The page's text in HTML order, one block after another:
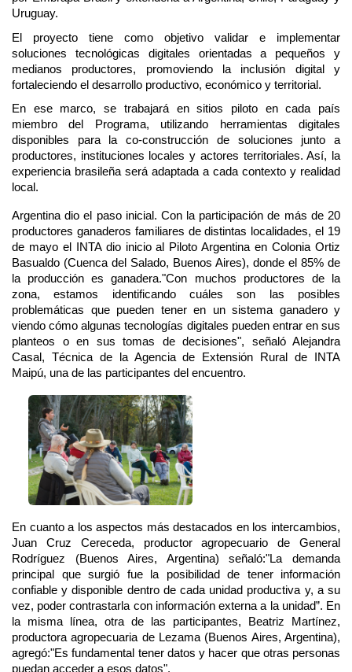
Uruguay.
El proyecto tiene como objetivo validar e implementar
soluciones tecnológicas digitales orientadas a pequeños y
medianos productores, promoviendo la inclusión digital y
fortaleciendo el desarrollo productivo, económico y territorial.
En ese marco, se trabajará en sitios piloto en cada país
miembro del Programa, utilizando herramientas digitales
disponibles para la co-construcción de soluciones junto a
productores, instituciones locales y actores territoriales. Así, la
experiencia brasileña será adaptada a cada contexto y realidad
local.
Argentina dio el paso inicial. Con la participación de más de 20
productores ganaderos familiares de distintas localidades, el 19
de mayo el INTA dio inicio al Piloto Argentina en Colonia Ortiz
Basualdo (Cuenca del Salado, Buenos Aires), donde el 85% de
la producción es ganadera."Con muchos productores de la
zona, estamos identificando cuáles son las posibles
problemáticas que pueden tener en un sistema ganadero y
viendo cómo algunas tecnologías digitales pueden entrar en sus
planteos o en sus tomas de decisiones", señaló Alejandra
Casal, Técnica de la Agencia de Extensión Rural de INTA
Maipú, una de las participantes del encuentro.
En cuanto a los aspectos más destacados en los intercambios,
Juan Cruz Cereceda, productor agropecuario de General
Rodríguez (Buenos Aires, Argentina) señaló:"La demanda
principal que surgió fue la posibilidad de tener información
confiable y disponible dentro de cada unidad productiva y, a su
vez, poder contrastarla con información externa a la unidad”. En
la misma línea, otra de las participantes, Beatriz Martínez,
productora agropecuaria de Lezama (Buenos Aires, Argentina),
agregó:"Es fundamental tener datos y hacer que otras personas
puedan acceder a esos datos".